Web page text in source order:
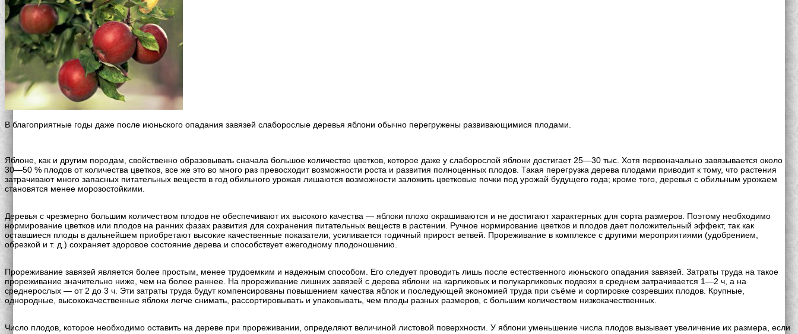
В благоприятные годы даже после июньского опадания завязей слаборослые деревья яблони обычно перегружены развивающимися плодами.
Яблоне, как и другим породам, свойственно образовывать сначала большое количество цветков, которое даже у слаборослой яблони достигает 25—30 тыс. Хотя первоначально завязывается около
30—50 % плодов от количества цветков, все же это во много раз превосходит возможности роста и развития полноценных плодов. Такая перегрузка дерева плодами приводит к тому, что растения
затрачивают много запасных питательных веществ в год обильного урожая лишаются возможности заложить цветковые почки под урожай будущего года; кроме того, деревья с обильным урожаем
становятся менее морозостойкими.
Деревья с чрезмерно большим количеством плодов не обеспечивают их высокого качества — яблоки плохо окрашиваются и не достигают характерных для сорта размеров. Поэтому необходимо
нормирование цветков или плодов на ранних фазах развития для сохранения питательных веществ в растении. Ручное нормирование цветков и плодов дает положительный эффект, так как
оставшиеся плоды в дальнейшем приобретают высокие качественные показатели, усиливается годичный прирост ветвей. Прореживание в комплексе с другими мероприятиями (удобрением,
обрезкой и т. д.) сохраняет здоровое состояние дерева и способствует ежегодному плодоношению.
Прореживание завязей является более простым, менее трудоемким и надежным способом. Его следует проводить лишь после естественного июньского опадания завязей. Затраты труда на такое
прореживание значительно ниже, чем на более раннее. На прореживание лишних завязей с дерева яблони на карликовых и полукарликовых подвоях в среднем затрачивается 1—2 ч, а на
среднерослых — от 2 до 3 ч. Эти затраты труда будут компенсированы повышением качества яблок и последующей экономией труда при съёме и сортировке созревших плодов. Крупные,
однородные, высококачественные яблоки легче снимать, рассортировывать и упаковывать, чем плоды разных размеров, с большим количеством низкокачественных.
Число плодов, которое необходимо оставить на дереве при прореживании, определяют величиной листовой поверхности. У яблони уменьшение числа плодов вызывает увеличение их размера, если